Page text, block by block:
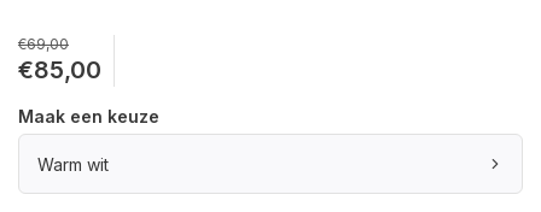
€69,00
€85,00
Maak een keuze
Warm wit